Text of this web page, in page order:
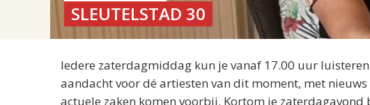
SLEUTELSTAD 30
Iedere zaterdagmiddag kun je vanaf 17.00 uur
aandacht voor dé artiesten van dit moment, met
actuele zaken komen voorbij. Kortom je